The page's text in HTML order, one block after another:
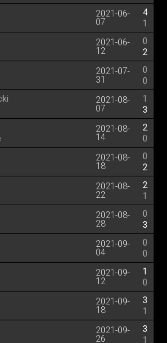
2021-06-
07
4
1
2021-06-
12
0
2
2021-07-
31
0
0
2021-08-
07
1
3
2021-08-
14
2
0
2021-08-
18
0
2
2021-08-
22
2
1
2021-08-
28
0
3
2021-09-
04
0
0
2021-09-
12
1
0
2021-09-
18
3
1
2021-09-
26
3
1